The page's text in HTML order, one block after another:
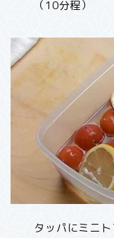
（10分程）
タッパにミニ